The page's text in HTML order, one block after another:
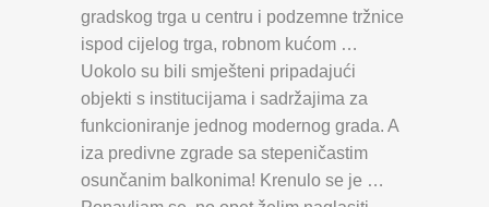
gradskog trga u centru i podzemne tržnice
ispod cijelog trga, robnom kućom …
Uokolo su bili smješteni pripadajući
objekti s institucijama i sadržajima za
funkcioniranje jednog modernog grada. A
iza predivne zgrade sa stepeničastim
osunčanim balkonima! Krenulo se je …